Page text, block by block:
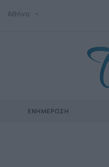
Αθήνα
ΕΝΗΜΕΡΩΣΗ